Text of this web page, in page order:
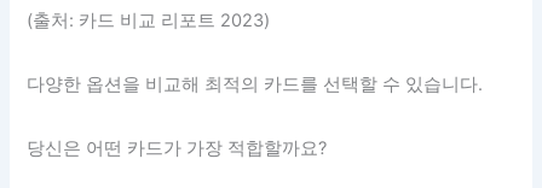
(출처: 카드 비교 리포트 2023)
다양한 옵션을 비교해 최적의 카드를 선택할 수 있습니다.
당신은 어떤 카드가 가장 적합할까요?